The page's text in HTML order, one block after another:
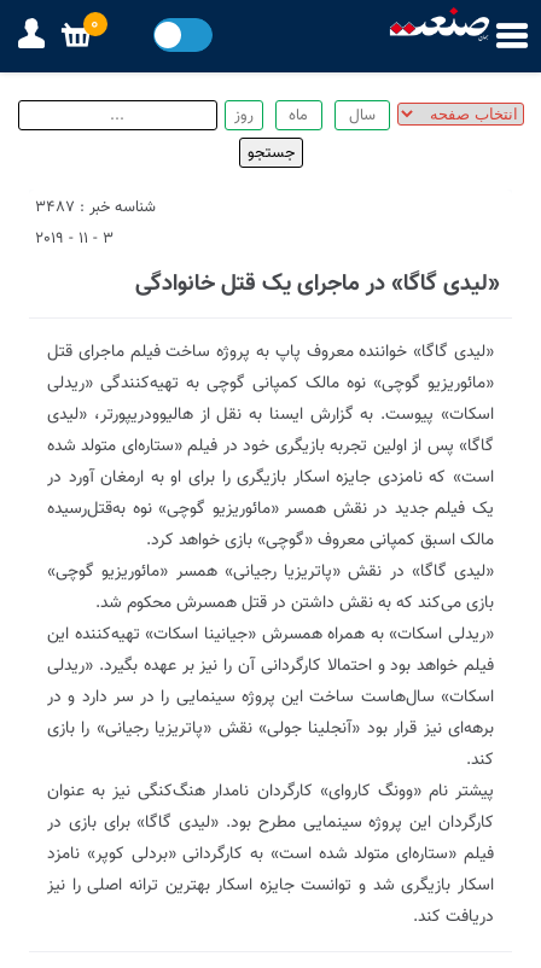
شناسه خبر : 3487
3 - 11 - 2019
«لیدی گاگا» در ماجرای یک قتل خانوادگی
«لیدی گاگا» خواننده معروف پاپ به پروژه ساخت فیلم ماجرای قتل
«مائوریزیو گوچی» نوه مالک کمپانی گوچی به تهیه‌کنندگی «ریدلی
اسکات» پیوست. به گزارش ایسنا به نقل از‌ هالیوودریپورتر، «لیدی
گاگا» پس از اولین تجربه بازیگری خود در فیلم «ستاره‌ای متولد شده
است» که نامزدی جایزه اسکار بازیگری را برای او به ارمغان آورد در
یک فیلم جدید در نقش همسر «مائوریزیو گوچی» نوه به‌قتل‌رسیده
مالک اسبق کمپانی معروف «گوچی» بازی خواهد کرد.
«لیدی گاگا» در نقش «پاتریزیا رجیانی» همسر «مائوریزیو گوچی»
بازی می‌کند که به نقش داشتن در قتل همسرش محکوم شد.
«ریدلی اسکات» به همراه همسرش «جیانینا اسکات» تهیه‌کننده این
فیلم خواهد بود و احتمالا کارگردانی آن را نیز بر عهده بگیرد. «ریدلی
اسکات» سال‌هاست ساخت این پروژه سینمایی را در سر دارد و در
برهه‌ای نیز قرار بود «آنجلینا جولی» نقش «پاتریزیا رجیانی» را بازی
کند.
پیشتر نام «وونگ کاروای» کارگردان نامدار هنگ‌کنگی نیز به عنوان
کارگردان این پروژه سینمایی مطرح بود. «لیدی گاگا» برای بازی در
فیلم «ستاره‌ای متولد شده است» به کارگردانی «بردلی کوپر» نامزد
اسکار بازیگری شد و توانست جایزه اسکار بهترین ترانه اصلی را نیز
دریافت کند.
0